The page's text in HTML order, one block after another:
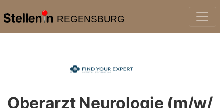
REGENSBURG
Oberarzt Neurologie (m/w/